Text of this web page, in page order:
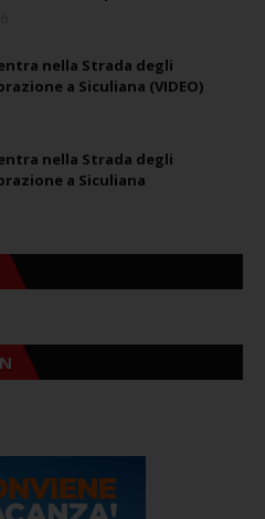
nella Strada degli
a Siculiana (VIDEO)
nella Strada degli
a Siculiana